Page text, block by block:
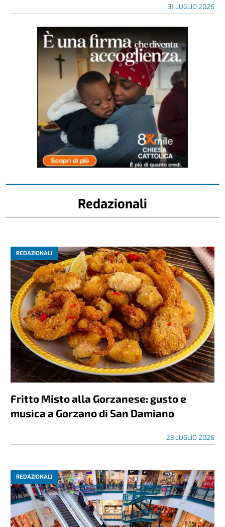
31 LUGLIO 2026
Redazionali
REDAZIONALI
Fritto Misto alla Gorzanese: gusto e
musica a Gorzano di San Damiano
23 LUGLIO 2026
REDAZIONALI